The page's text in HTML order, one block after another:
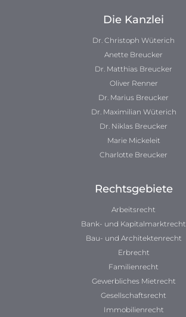
Die Kanzlei
Dr. Christoph Wüterich
Anette Breucker
Dr. Matthias Breucker
Oliver Renner
Dr. Marius Breucker
Dr. Maximilian Wüterich
Dr. Niklas Breucker
Marie Mickeleit
Charlotte Breucker
Rechtsgebiete
Arbeitsrecht
Bank- und Kapitalmarktrecht
Bau- und Architektenrecht
Erbrecht
Familienrecht
Gewerbliches Mietrecht
Gesellschaftsrecht
Immobilienrecht